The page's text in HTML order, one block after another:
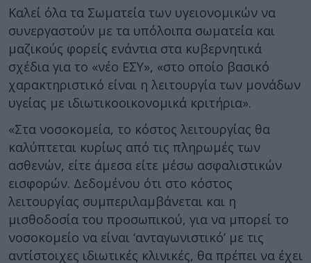
Καλεί όλα τα Σωματεία των υγειονομικών να
συνεργαστούν με τα υπόλοιπα σωματεία και
μαζικούς φορείς ενάντια στα κυβερνητικά
σχέδια για το «νέο ΕΣΥ», «στο οποίο βασικό
χαρακτηριστικό είναι η λειτουργία των μονάδων
υγείας με ιδιωτικοοικονομικά κριτήρια».
«Στα νοσοκομεία, το κόστος λειτουργίας θα
καλύπτεται κυρίως από τις πληρωμές των
ασθενών, είτε άμεσα είτε μέσω ασφαλιστικών
εισφορών. Δεδομένου ότι στο κόστος
λειτουργίας συμπεριλαμβάνεται και η
μισθοδοσία του προσωπικού, για να μπορεί το
νοσοκομείο να είναι ‘ανταγωνιστικό’ με τις
αντίστοιχες ιδιωτικές κλινικές, θα πρέπει να έχει